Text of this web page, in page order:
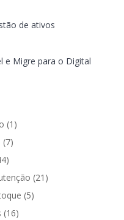
de ativos
e Migre para o Digital
(1)
(7)
(21)
(5)
(16)